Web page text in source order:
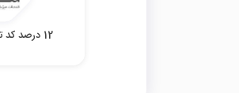
12 درصد کد تخفیف نت افراز